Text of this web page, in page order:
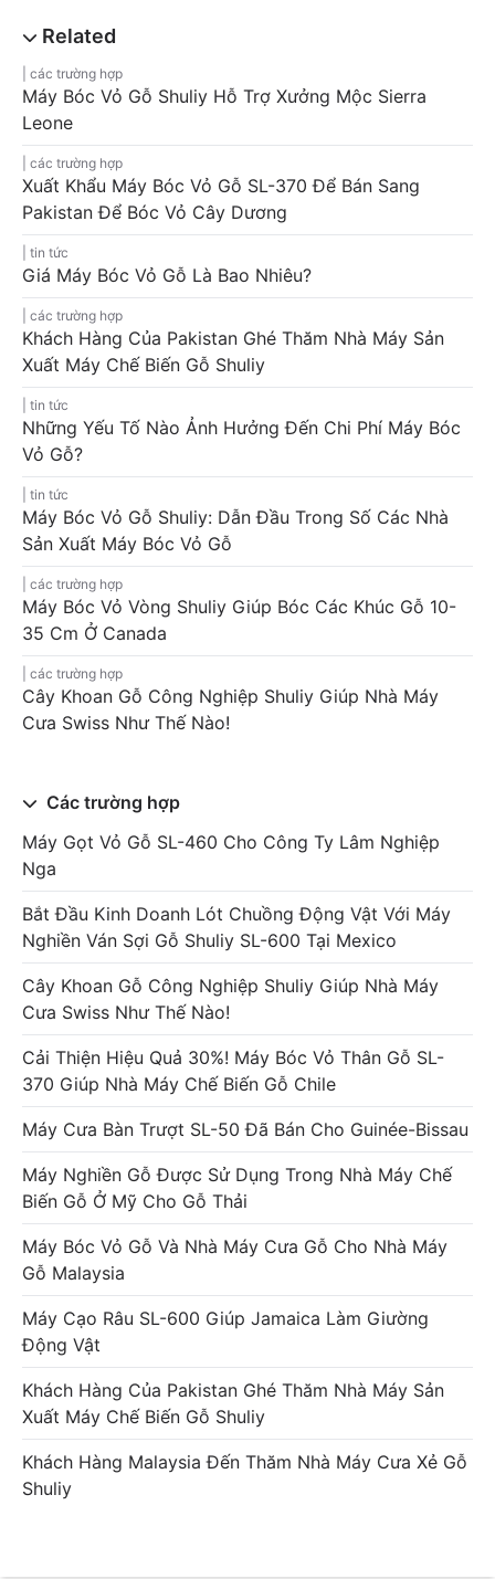
các trường hợp
Máy Bóc Vỏ Gỗ Shuliy Hỗ Trợ Xưởng Mộc Sierra
Leone
các trường hợp
Xuất Khẩu Máy Bóc Vỏ Gỗ SL-370 Để Bán Sang
Pakistan Để Bóc Vỏ Cây Dương
tin tức
Giá Máy Bóc Vỏ Gỗ Là Bao Nhiêu?
các trường hợp
Khách Hàng Của Pakistan Ghé Thăm Nhà Máy Sản
Xuất Máy Chế Biến Gỗ Shuliy
tin tức
Những Yếu Tố Nào Ảnh Hưởng Đến Chi Phí Máy Bóc
Vỏ Gỗ?
tin tức
Máy Bóc Vỏ Gỗ Shuliy: Dẫn Đầu Trong Số Các Nhà
Sản Xuất Máy Bóc Vỏ Gỗ
các trường hợp
Máy Bóc Vỏ Vòng Shuliy Giúp Bóc Các Khúc Gỗ 10-
35 Cm Ở Canada
các trường hợp
Cây Khoan Gỗ Công Nghiệp Shuliy Giúp Nhà Máy
Cưa Swiss Như Thế Nào!
Các trường hợp
Máy Gọt Vỏ Gỗ SL-460 Cho Công Ty Lâm Nghiệp
Nga
Bắt Đầu Kinh Doanh Lót Chuồng Động Vật Với Máy
Nghiền Ván Sợi Gỗ Shuliy SL-600 Tại Mexico
Cây Khoan Gỗ Công Nghiệp Shuliy Giúp Nhà Máy
Cưa Swiss Như Thế Nào!
Cải Thiện Hiệu Quả 30%! Máy Bóc Vỏ Thân Gỗ SL-
370 Giúp Nhà Máy Chế Biến Gỗ Chile
Máy Cưa Bàn Trượt SL-50 Đã Bán Cho Guinée-Bissau
Máy Nghiền Gỗ Được Sử Dụng Trong Nhà Máy Chế
Biến Gỗ Ở Mỹ Cho Gỗ Thải
Máy Bóc Vỏ Gỗ Và Nhà Máy Cưa Gỗ Cho Nhà Máy
Gỗ Malaysia
Máy Cạo Râu SL-600 Giúp Jamaica Làm Giường
Động Vật
Khách Hàng Của Pakistan Ghé Thăm Nhà Máy Sản
Xuất Máy Chế Biến Gỗ Shuliy
Khách Hàng Malaysia Đến Thăm Nhà Máy Cưa Xẻ Gỗ
Shuliy